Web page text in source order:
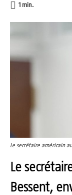
1 min.
Le secrétaire américain
Le
Bessent,